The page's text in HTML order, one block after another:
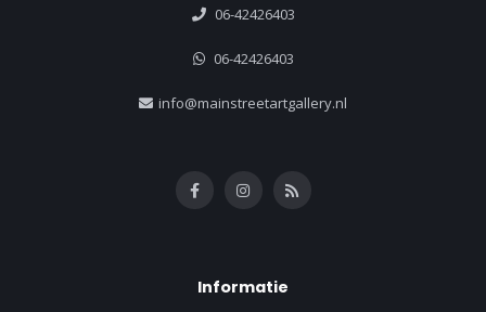
06-42426403
06-42426403
info@mainstreetartgallery.nl
Informatie